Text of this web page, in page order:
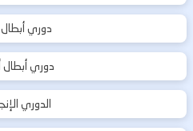
دوري أبطال
دوري أبطال
الدوري